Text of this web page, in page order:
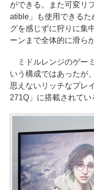
ができる。また可変リ
atible」も使用できる
グを感じずに狩りに集
ーンまで全体的に滑ら
ミドルレンジのゲー
いう構成ではあったが
思えないリッチなプレ
271Q」に搭載されてい